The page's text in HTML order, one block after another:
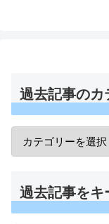
過去記事の
過去記事をキ